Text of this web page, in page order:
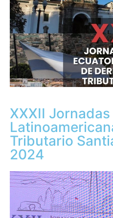
XXXII Jornadas
Tributario
2024